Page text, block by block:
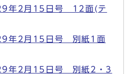
年2月15日号 12面(テ
年2月15日号 別紙1面
年2月15日号 別紙2・3